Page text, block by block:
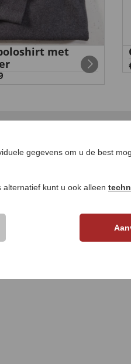
met
stellen
gegevens om u de best
kunt u ook alleen